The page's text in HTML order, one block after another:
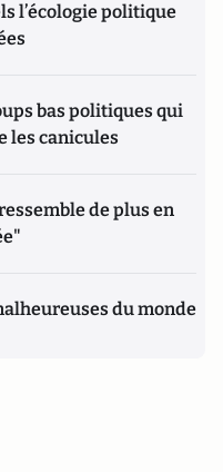
l’écologie politique
bas politiques qui
les canicules
de plus en
du monde